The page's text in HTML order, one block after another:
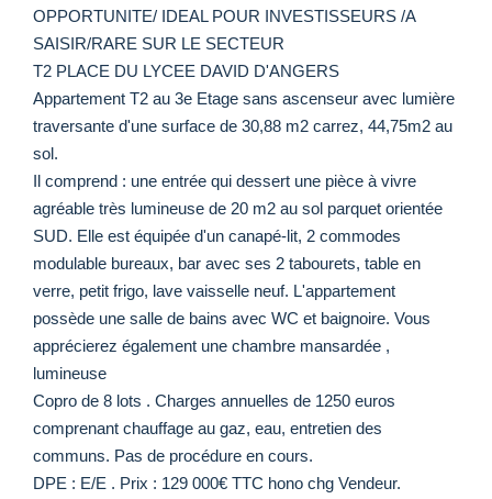
OPPORTUNITE/ IDEAL POUR INVESTISSEURS /A
SAISIR/RARE SUR LE SECTEUR
T2 PLACE DU LYCEE DAVID D'ANGERS
Appartement T2 au 3e Etage sans ascenseur avec lumière
traversante d'une surface de 30,88 m2 carrez, 44,75m2 au
sol.
Il comprend : une entrée qui dessert une pièce à vivre
agréable très lumineuse de 20 m2 au sol parquet orientée
SUD. Elle est équipée d'un canapé-lit, 2 commodes
modulable bureaux, bar avec ses 2 tabourets, table en
verre, petit frigo, lave vaisselle neuf. L'appartement
possède une salle de bains avec WC et baignoire. Vous
apprécierez également une chambre mansardée ,
lumineuse
Copro de 8 lots . Charges annuelles de 1250 euros
comprenant chauffage au gaz, eau, entretien des
communs. Pas de procédure en cours.
DPE : E/E . Prix : 129 000€ TTC hono chg Vendeur.